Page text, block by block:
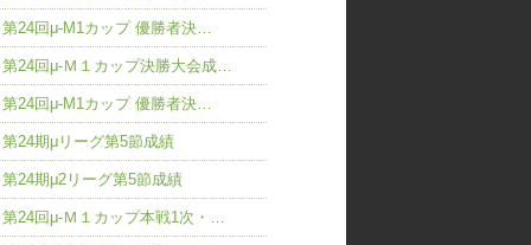
第24回μ-M1カップ 優勝者決…
第24回μ-Ｍ１カップ決勝大会成…
第24回μ-M1カップ 優勝者決…
第24期μリーグ第5節成績
第24期μ2リーグ第5節成績
第24回μ-Ｍ１カップ本戦1次・…